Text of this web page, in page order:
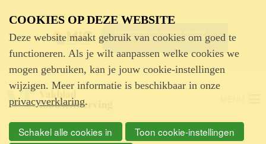
Advertentie
COOKIES OP DEZE WEBSITE
Deze website maakt gebruik van cookies om goed te
functioneren. Als je wilt aanpassen welke cookies we
mogen gebruiken, kan je jouw cookie-instellingen
wijzigen. Meer informatie is beschikbaar in onze
privacyverklaring.
Schakel alle cookies in
Toon cookie-instellingen